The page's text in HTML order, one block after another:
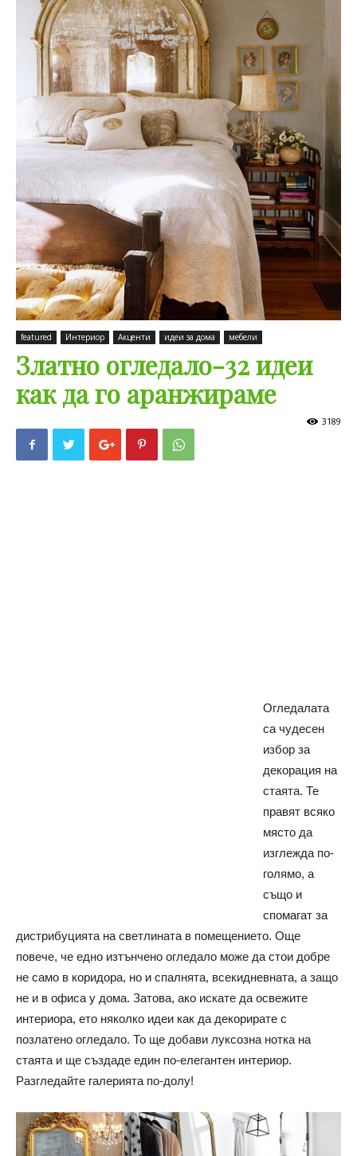
featured Интериор Акценти идеи за дома мебели
Златно огледало-32 идеи
как да го аранжираме
3189
Огледалата
са чудесен
избор за
декорация на
стаята. Те
правят всяко
място да
изглежда по-
голямо, а
също и
спомагат за
дистрибуцията на светлината в помещението. Още
повече, че едно изтънчено огледало може да стои добре
не само в коридора, но и спалнята, всекидневната, а защо
не и в офиса у дома. Затова, ако искате да освежите
интериора, ето няколко идеи как да декорирате с
позлатено огледало. То ще добави луксозна нотка на
стаята и ще създаде един по-елегантен интериор.
Разгледайте галерията по-долу!